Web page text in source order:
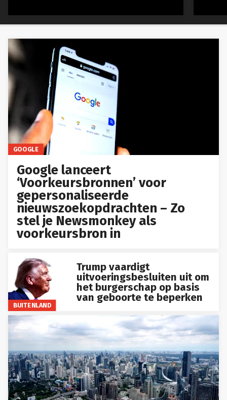
GOOGLE
Google lanceert
‘Voorkeursbronnen’ voor
gepersonaliseerde
nieuwszoekopdrachten – Zo
stel je Newsmonkey als
voorkeursbron in
BUITENLAND
Trump vaardigt
uitvoeringsbesluiten uit om
het burgerschap op basis
van geboorte te beperken